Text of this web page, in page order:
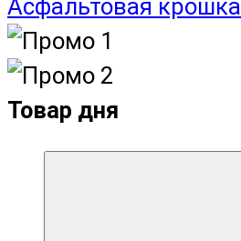
Асфальтовая крошка
Товар дня